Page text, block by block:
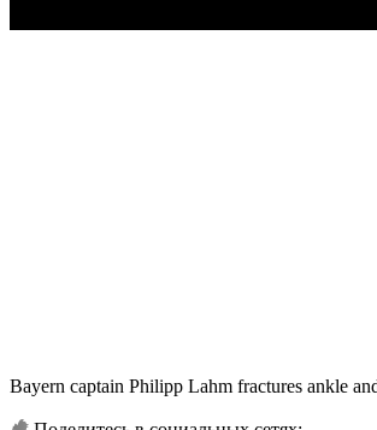
Bayern captain Philipp Lahm fractures ankle